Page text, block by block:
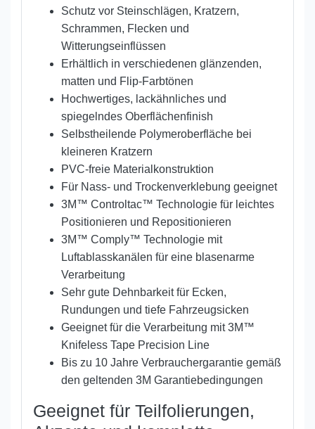
Schutz vor Steinschlägen, Kratzern,
Schrammen, Flecken und
Witterungseinflüssen
Erhältlich in verschiedenen glänzenden,
matten und Flip-Farbtönen
Hochwertiges, lackähnliches und
spiegelndes Oberflächenfinish
Selbstheilende Polymeroberfläche bei
kleineren Kratzern
PVC-freie Materialkonstruktion
Für Nass- und Trockenverklebung geeignet
3M™ Controltac™ Technologie für leichtes
Positionieren und Repositionieren
3M™ Comply™ Technologie mit
Luftablasskanälen für eine blasenarme
Verarbeitung
Sehr gute Dehnbarkeit für Ecken,
Rundungen und tiefe Fahrzeugsicken
Geeignet für die Verarbeitung mit 3M™
Knifeless Tape Precision Line
Bis zu 10 Jahre Verbrauchergarantie gemäß
den geltenden 3M Garantiebedingungen
Geeignet für Teilfolierungen,